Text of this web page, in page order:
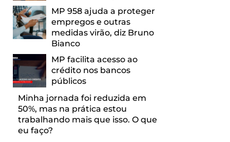
MP 958 ajuda a proteger
empregos e outras
medidas virão, diz Bruno
Bianco
MP facilita acesso ao
crédito nos bancos
públicos
Minha jornada foi reduzida em
50%, mas na prática estou
trabalhando mais que isso. O que
eu faço?